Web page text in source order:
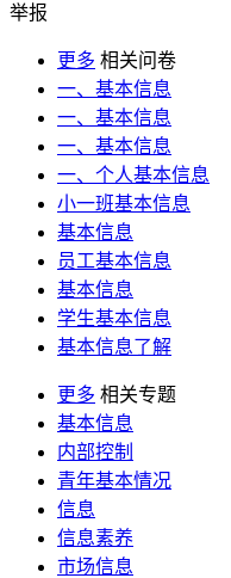
举报
更多 相关问卷
一、基本信息
一、基本信息
一、基本信息
一、个人基本信息
小一班基本信息
基本信息
员工基本信息
基本信息
学生基本信息
基本信息了解
更多 相关专题
基本信息
内部控制
青年基本情况
信息
信息素养
市场信息